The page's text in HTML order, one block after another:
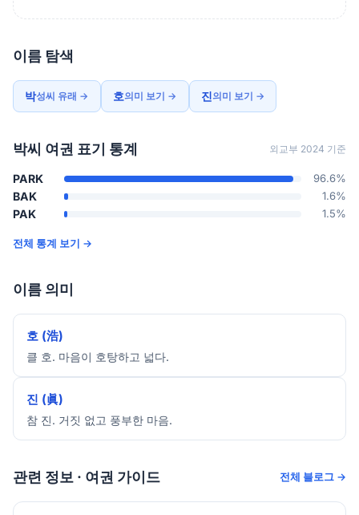
이름 탐색
박성씨 유래 → 호의미 보기 → 진의미 보기 →
박씨 여권 표기 통계 외교부 2024 기준
PARK 96.6%
BAK 1.6%
PAK 1.5%
전체 통계 보기 →
이름 의미
호 (浩)
클 호. 마음이 호탕하고 넓다.
진 (眞)
참 진. 거짓 없고 풍부한 마음.
관련 정보 · 여권 가이드 전체 블로그 →